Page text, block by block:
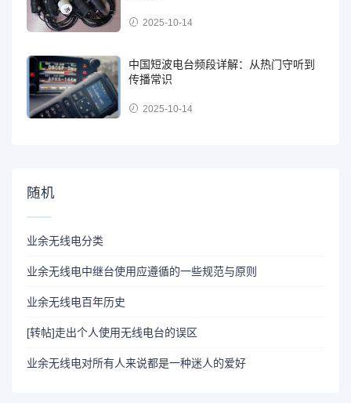
2025-10-14
中国短波电台频段详解：从热门守听到
传播常识
2025-10-14
随机
业余无线电分类
业余无线电中继台使用应遵循的一些规范与原则
业余无线电百年历史
[转帖]走出个人使用无线电台的误区
业余无线电对所有人来说都是一种迷人的爱好